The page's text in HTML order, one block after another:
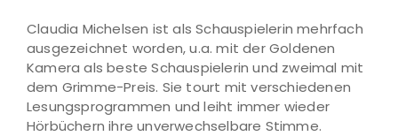
Claudia Michelsen ist als Schauspielerin mehrfach
ausgezeichnet worden, u.a. mit der Goldenen
Kamera als beste Schauspielerin und zweimal mit
dem Grimme-Preis. Sie tourt mit verschiedenen
Lesungsprogrammen und leiht immer wieder
Hörbüchern ihre unverwechselbare Stimme.